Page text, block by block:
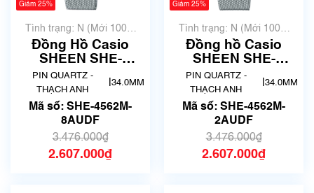
Giảm 25%
Tình trạng: N (Mới 100%
chưa qua sử dụng)
Đồng Hồ Casio
SHEEN SHE-
4562M-8AUDF
Chính Hãng
PIN QUARTZ -
THẠCH ANH
34.0MM
Mã số: SHE-4562M-
8AUDF
3.476.000₫
2.607.000₫
Giảm 25%
Tình trạng: N (Mới 100%
chưa qua sử dụng)
Đồng hồ Casio
SHEEN SHE-
4562M-2AUDF
Chính Hãng
PIN QUARTZ -
THẠCH ANH
34.0MM
Mã số: SHE-4562M-
2AUDF
3.476.000₫
2.607.000₫